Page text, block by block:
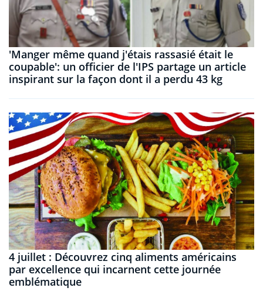
'Manger même quand j'étais rassasié était le
coupable': un officier de l'IPS partage un article
inspirant sur la façon dont il a perdu 43 kg
4 juillet : Découvrez cinq aliments américains
par excellence qui incarnent cette journée
emblématique